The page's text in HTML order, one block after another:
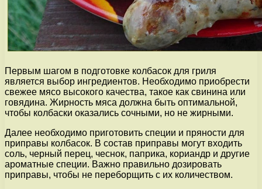
Первым шагом в подготовке колбасок для гриля
является выбор ингредиентов. Необходимо приобрести
свежее мясо высокого качества, такое как свинина или
говядина. Жирность мяса должна быть оптимальной,
чтобы колбаски оказались сочными, но не жирными.
Далее необходимо приготовить специи и пряности для
приправы колбасок. В состав приправы могут входить
соль, черный перец, чеснок, паприка, кориандр и другие
ароматные специи. Важно правильно дозировать
приправы, чтобы не переборщить с их количеством.